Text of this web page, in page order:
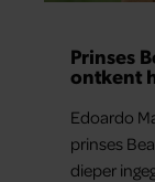
Prinses
ontkent
Edoardo
prinses
dieper